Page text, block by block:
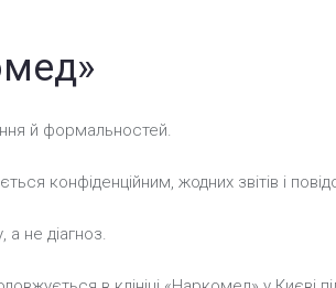
й формальностей.
конфіденційним, жодних звітів і
а не діагноз.